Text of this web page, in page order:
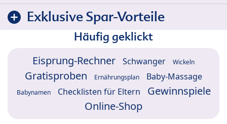
Exklusive Spar-Vorteile
Häufig geklickt
Eisprung-Rechner Schwanger Wickeln
Gratisproben Ernährungsplan Baby-Massage
Babynamen Checklisten für Eltern
Gewinnspiele
Online-Shop